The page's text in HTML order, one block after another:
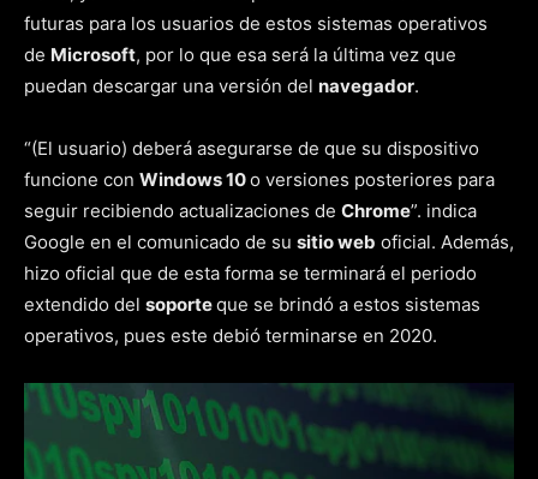
futuras para los usuarios de estos sistemas operativos
de Microsoft, por lo que esa será la última vez que
puedan descargar una versión del navegador.
“(El usuario) deberá asegurarse de que su dispositivo
funcione con Windows 10o versiones posteriores para
seguir recibiendo actualizaciones de Chrome”. indica
Google en el comunicado de su sitio web oficial. Además,
hizo oficial que de esta forma se terminará el periodo
extendido del soporteque se brindó a estos sistemas
operativos, pues este debió terminarse en 2020.